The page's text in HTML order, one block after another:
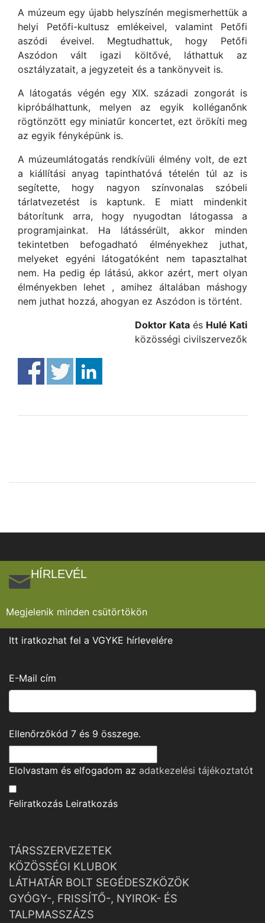
A múzeum egy újabb helyszínén megismerhettük a
helyi Petőfi-kultusz emlékeivel, valamint Petőfi
aszódi éveivel. Megtudhattuk, hogy Petőfi
Aszódon vált igazi költővé, láthattuk az
osztályzatait, a jegyzeteit és a tankönyveit is.
A látogatás végén egy XIX. századi zongorát is
kipróbálhattunk, melyen az egyik kolléganőnk
rögtönzött egy miniatűr koncertet, ezt örökíti meg
az egyik fényképünk is.
A múzeumlátogatás rendkívüli élmény volt, de ezt
a kiállítási anyag tapinthatóvá tételén túl az is
segítette, hogy nagyon színvonalas szóbeli
tárlatvezetést is kaptunk. E miatt mindenkit
bátorítunk arra, hogy nyugodtan látogassa a
programjainkat. Ha látássérült, akkor minden
tekintetben befogadható élményekhez juthat,
melyeket egyéni látogatóként nem tapasztalhat
nem. Ha pedig ép látású, akkor azért, mert olyan
élményekben lehet , amihez általában máshogy
nem juthat hozzá, ahogyan ez Aszódon is történt.
Doktor Kata és Hulé Kati
közösségi civilszervezők
HÍRLEVÉL
Megjelenik minden csütörtökön
Itt iratkozhat fel a VGYKE hírlevelére
E-Mail cím
Ellenőrzőkód 7 és 9 összege.
Elolvastam és elfogadom az adatkezelési tájékoztatót
Feliratkozás Leiratkozás
TÁRSSZERVEZETEK
KÖZÖSSÉGI KLUBOK
LÁTHATÁR BOLT SEGÉDESZKÖZÖK
GYÓGY-, FRISSÍTŐ-, NYIROK- ÉS
TALPMASSZÁZS